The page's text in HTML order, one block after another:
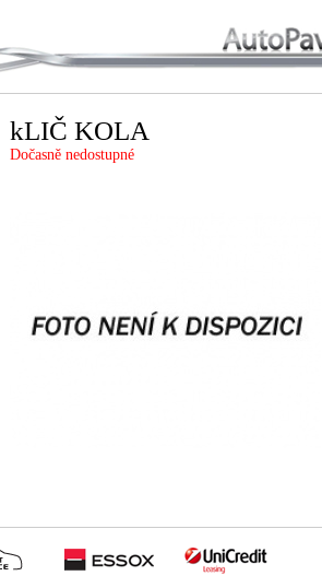
kLIČ KOLA
Dočasně nedostupné